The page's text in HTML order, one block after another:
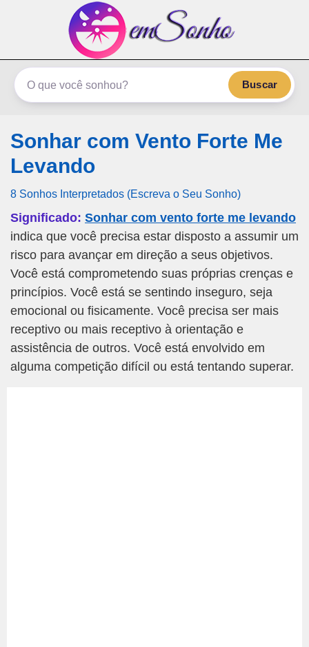
emSonho.com
Os sonhos significam mais
Buscar
Sonhar com Vento Forte Me
Levando
8 Sonhos Interpretados (Escreva o Seu Sonho)
Significado: Sonhar com vento forte me levando
indica que você precisa estar disposto a assumir um
risco para avançar em direção a seus objetivos.
Você está comprometendo suas próprias crenças e
princípios. Você está se sentindo inseguro, seja
emocional ou fisicamente. Você precisa ser mais
receptivo ou mais receptivo à orientação e
assistência de outros. Você está envolvido em
alguma competição difícil ou está tentando superar.